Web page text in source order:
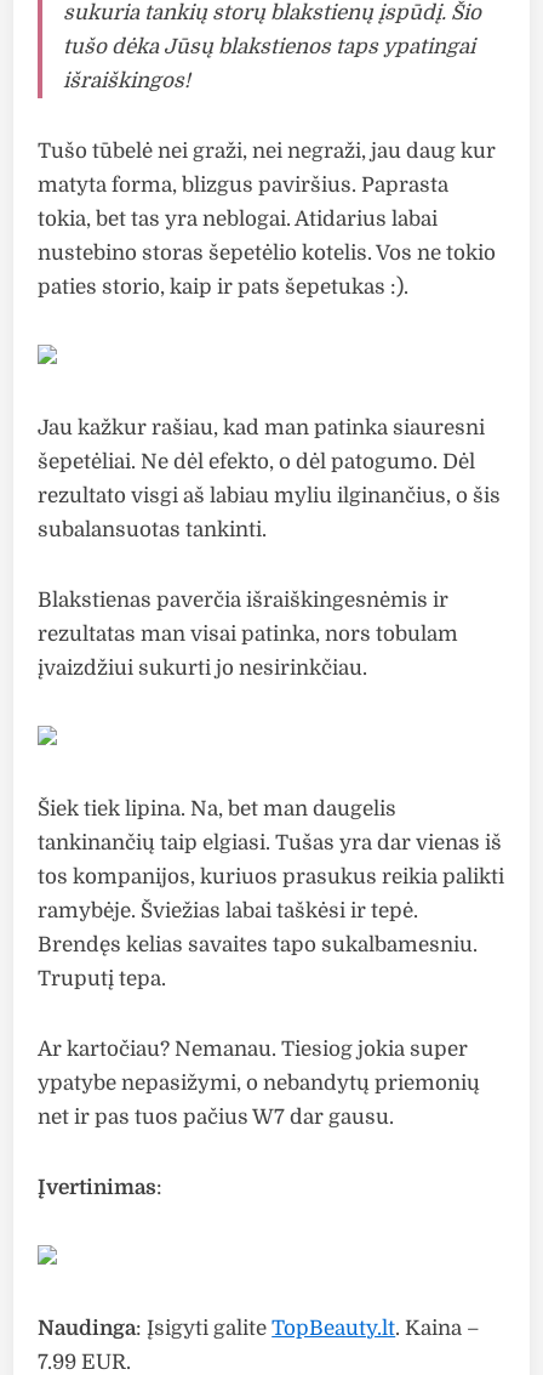
sukuria tankių storų blakstienų įspūdį. Šio
tušo dėka Jūsų blakstienos taps ypatingai
išraiškingos!
Tušo tūbelė nei graži, nei negraži, jau daug kur
matyta forma, blizgus paviršius. Paprasta
tokia, bet tas yra neblogai. Atidarius labai
nustebino storas šepetėlio kotelis. Vos ne tokio
paties storio, kaip ir pats šepetukas :).
Jau kažkur rašiau, kad man patinka siauresni
šepetėliai. Ne dėl efekto, o dėl patogumo. Dėl
rezultato visgi aš labiau myliu ilginančius, o šis
subalansuotas tankinti.
Blakstienas paverčia išraiškingesnėmis ir
rezultatas man visai patinka, nors tobulam
įvaizdžiui sukurti jo nesirinkčiau.
Šiek tiek lipina. Na, bet man daugelis
tankinančių taip elgiasi. Tušas yra dar vienas iš
tos kompanijos, kuriuos prasukus reikia palikti
ramybėje. Šviežias labai taškėsi ir tepė.
Brendęs kelias savaites tapo sukalbamesniu.
Truputį tepa.
Ar kartočiau? Nemanau. Tiesiog jokia super
ypatybe nepasižymi, o nebandytų priemonių
net ir pas tuos pačius W7 dar gausu.
Įvertinimas:
Naudinga: Įsigyti galiteTopBeauty.lt. Kaina –
7.99 EUR.